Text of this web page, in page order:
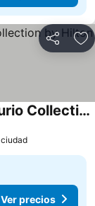
Compartir
The Starling Atlanta Midtown, Curio Collection by Hilton
Ver precios